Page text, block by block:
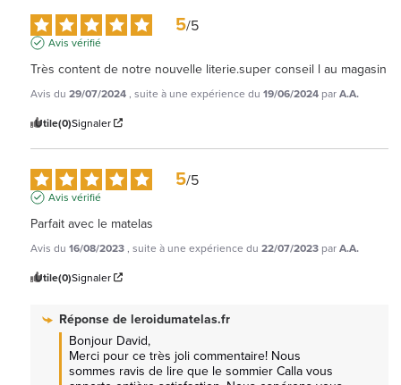
5/5
Avis vérifié
Très content de notre nouvelle literie.super conseil l au magasin
Avis du 29/07/2024, suite à une expérience du 19/06/2024 parA.A.
Utile(0)Signaler
5/5
Avis vérifié
Parfait avec le matelas
Avis du 16/08/2023, suite à une expérience du 22/07/2023 parA.A.
Utile(0)Signaler
Réponse deleroidumatelas.fr
Bonjour David,
Merci pour ce très joli commentaire! Nous
sommes ravis de lire que le sommier Calla vous